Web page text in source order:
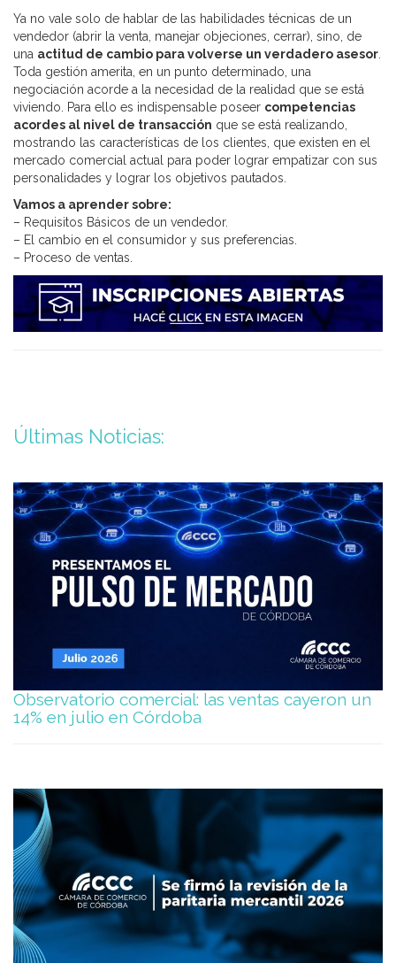
Ya no vale solo de hablar de las habilidades técnicas de un
vendedor (abrir la venta, manejar objeciones, cerrar), sino, de
una actitud de cambio para volverse un verdadero asesor.
Toda gestión amerita, en un punto determinado, una
negociación acorde a la necesidad de la realidad que se está
viviendo. Para ello es indispensable poseer competencias
acordes al nivel de transacción que se está realizando,
mostrando las características de los clientes, que existen en el
mercado comercial actual para poder lograr empatizar con sus
personalidades y lograr los objetivos pautados.
Vamos a aprender sobre:
– Requisitos Básicos de un vendedor.
– El cambio en el consumidor y sus preferencias.
– Proceso de ventas.
Últimas Noticias:
Observatorio comercial: las ventas cayeron un
14% en julio en Córdoba